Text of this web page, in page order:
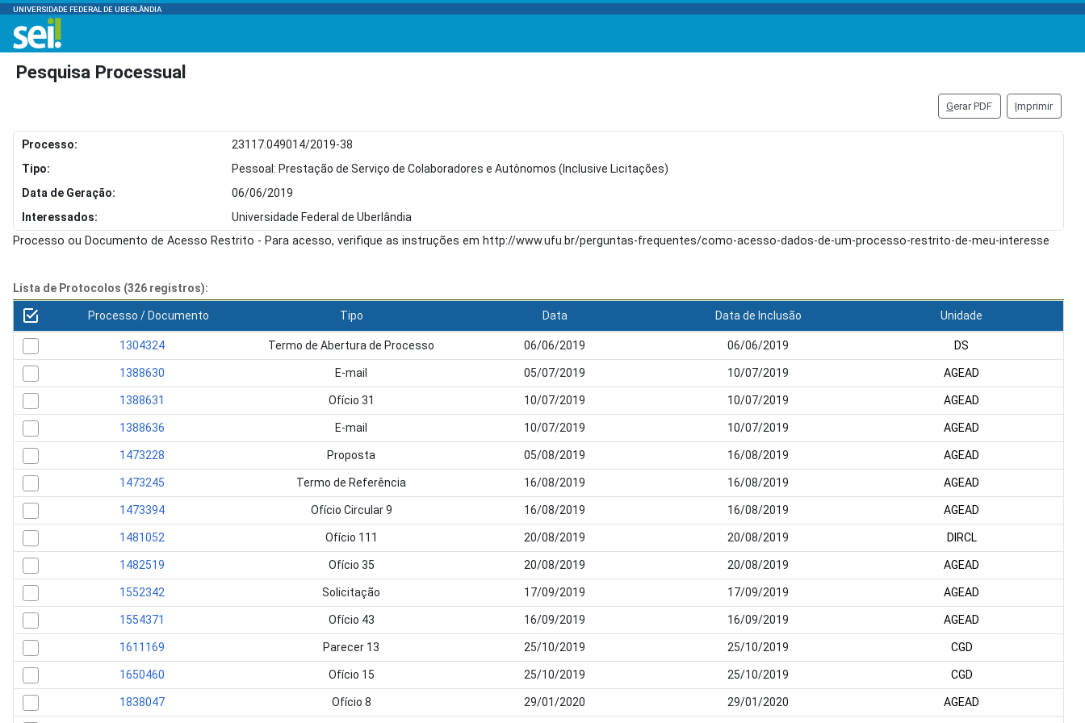
UNIVERSIDADE FEDERAL DE UBERLÂNDIA
Pesquisa Processual
Gerar PDF Imprimir
Processo:
23117.049014/2019-38
Tipo:
Pessoal: Prestação de Serviço de Colaboradores e Autônomos (Inclusive Licitações)
Data de Geração:
06/06/2019
Interessados:
Universidade Federal de Uberlândia
Processo ou Documento de Acesso Restrito - Para acesso, verifique as instruções em http://www.ufu.br/perguntas-frequentes/como-acesso-dados-de-um-processo-restrito-de-meu-interesse
Lista de Protocolos (326 registros):
Processo / Documento Tipo Data Data de Inclusão Unidade
1304324 Termo de Abertura de Processo 06/06/2019 06/06/2019 DS
1388630 E-mail 05/07/2019 10/07/2019 AGEAD
1388631 Ofício 31 10/07/2019 10/07/2019 AGEAD
1388636 E-mail 10/07/2019 10/07/2019 AGEAD
1473228 Proposta 05/08/2019 16/08/2019 AGEAD
1473245 Termo de Referência 16/08/2019 16/08/2019 AGEAD
1473394 Ofício Circular 9 16/08/2019 16/08/2019 AGEAD
1481052 Ofício 111 20/08/2019 20/08/2019 DIRCL
1482519 Ofício 35 20/08/2019 20/08/2019 AGEAD
1552342 Solicitação 17/09/2019 17/09/2019 AGEAD
1554371 Ofício 43 16/09/2019 16/09/2019 AGEAD
1611169 Parecer 13 25/10/2019 25/10/2019 CGD
1650460 Ofício 15 25/10/2019 25/10/2019 CGD
1838047 Ofício 8 29/01/2020 29/01/2020 AGEAD